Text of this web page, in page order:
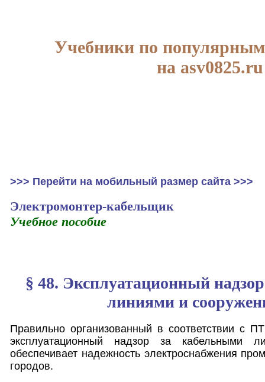
Учебники по
на asv0825.ru
>>> Перейти на мобильный размер сайта >>>
Электромонтер-кабельщик
Учебное пособие
§ 48. Эксплуатационный
линиями и
Правильно организованный в соответствии с
эксплуатационный надзор за кабельными
обеспечивает надежность электроснабжения
городов.